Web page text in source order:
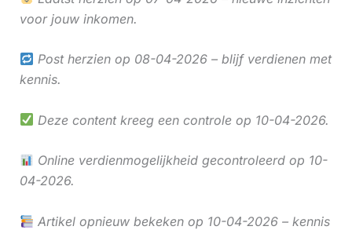
voor jouw inkomen.
Post herzien op 08-04-2026 – blijf verdienen met
kennis.
Deze content kreeg een controle op 10-04-2026.
Online verdienmogelijkheid gecontroleerd op 10-
04-2026.
Artikel opnieuw bekeken op 10-04-2026 – kennis